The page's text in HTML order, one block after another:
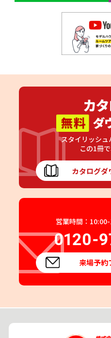
スタイリッシ
この1冊
カタログダ
営業時間：
来場予約